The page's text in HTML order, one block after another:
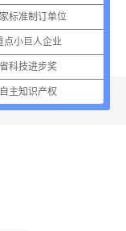
讯
标准制订单位
点小巨人企业
省科技进步奖
自主知识产权